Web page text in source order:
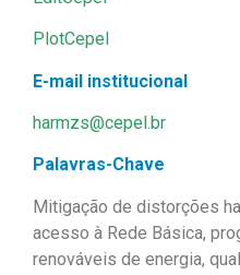
PlotCepel
E-mail institucional
harmzs@cepel.br
Palavras-Chave
Mitigação de distorções
acesso à Rede Básica,
renováveis de energia,